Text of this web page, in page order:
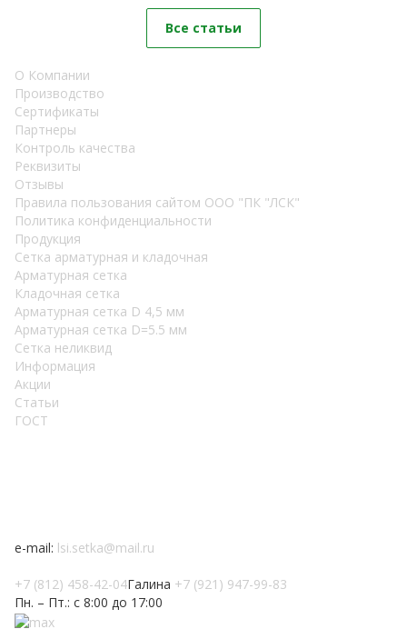
Все статьи
О Компании
Производство
Сертификаты
Партнеры
Контроль качества
Реквизиты
Отзывы
Правила пользования сайтом ООО "ПК "ЛСК"
Политика конфиденциальности
Продукция
Сетка арматурная и кладочная
Арматурная сетка
Кладочная сетка
Арматурная сетка D 4,5 мм
Арматурная сетка D=5.5 мм
Сетка неликвид
Информация
Акции
Статьи
ГОСТ
e-mail: lsi.setka@mail.ru
+7 (812) 458-42-04Галина +7 (921) 947-99-83
Пн. – Пт.: с 8:00 до 17:00